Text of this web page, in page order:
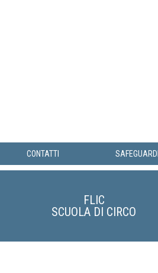
CONTATTI
FLIC
SCUOLA DI CIRCO